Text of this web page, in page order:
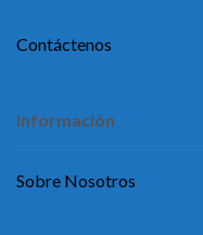
Contáctenos
Información
Sobre Nosotros